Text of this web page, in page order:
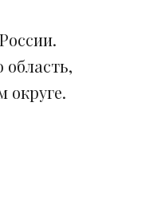
округе.